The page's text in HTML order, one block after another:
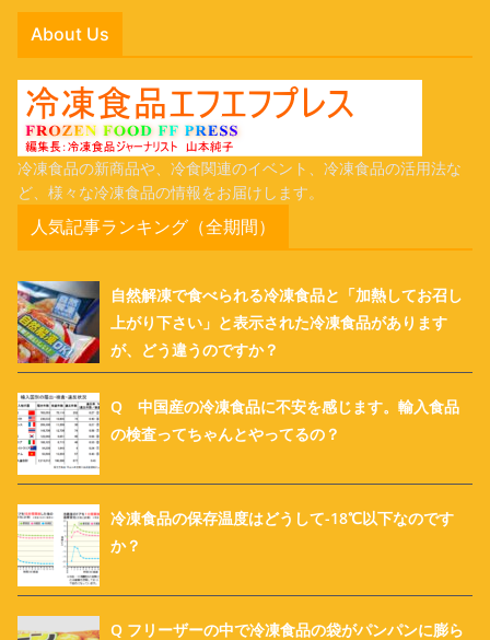
About Us
冷凍食品の新商品や、冷食関連のイベント、冷凍食品の活用法な
ど、様々な冷凍食品の情報をお届けします。
人気記事ランキング（全期間）
自然解凍で食べられる冷凍食品と「加熱してお召し
上がり下さい」と表示された冷凍食品があります
が、どう違うのですか？
Q 中国産の冷凍食品に不安を感じます。輸入食品
の検査ってちゃんとやってるの？
冷凍食品の保存温度はどうして-18℃以下なのです
か？
Q フリーザーの中で冷凍食品の袋がパンパンに膨ら